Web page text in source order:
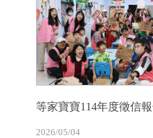
等家寶寶114年度徵信
2026/05/04